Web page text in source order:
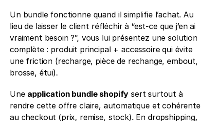
Un bundle fonctionne quand il simplifie l’achat. Au
lieu de laisser le client réfléchir à “est-ce que j’en ai
vraiment besoin ?”, vous lui présentez une solution
complète : produit principal + accessoire qui évite
une friction (recharge, pièce de rechange, embout,
brosse, étui).
Une application bundle shopify sert surtout à
rendre cette offre claire, automatique et cohérente
au checkout (prix, remise, stock). En dropshipping,